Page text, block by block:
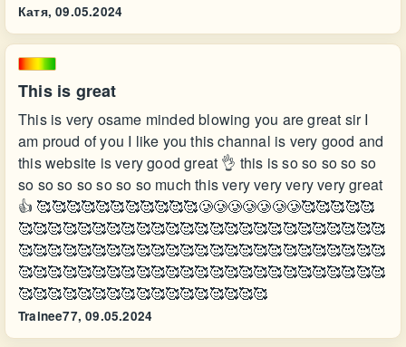
Катя, 09.05.2024
This is great
This is very osame minded blowing you are great sir I
am proud of you I like you this channal is very good and
this website is very good great 👌 this is so so so so so
so so so so so so so much this very very very very great
👍 🥰🥰🥰🥰🥰🥰🥰🥰🥰🥰🥰🥲🥲🥲🥲🥲🥲🥲🥰🥰🥰🥰🥰
🥰🥰🥰🥰🥰🥰🥰🥰🥰🥰🥰🥰🥰🥰🥰🥰🥰🥰🥰🥰🥰🥰🥰🥰🥰
🥰🥰🥰🥰🥰🥰🥰🥰🥰🥰🥰🥰🥰🥰🥰🥰🥰🥰🥰🥰🥰🥰🥰🥰🥰
🥰🥰🥰🥰🥰🥰🥰🥰🥰🥰🥰🥰🥰🥰🥰🥰🥰🥰🥰🥰🥰🥰🥰🥰🥰
🥰🥰🥰🥰🥰🥰🥰🥰🥰🥰🥰🥰🥰🥰🥰🥰🥰
Trainee77, 09.05.2024